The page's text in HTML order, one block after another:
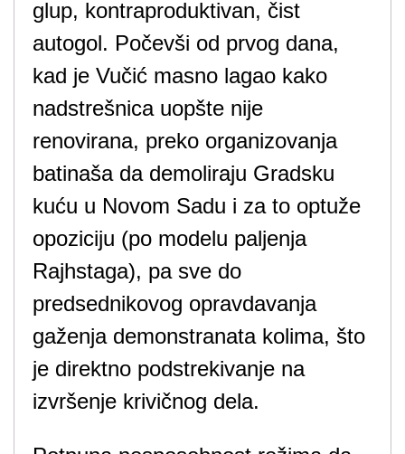
glup, kontraproduktivan, čist
autogol. Počevši od prvog dana,
kad je Vučić masno lagao kako
nadstrešnica uopšte nije
renovirana, preko organizovanja
batinaša da demoliraju Gradsku
kuću u Novom Sadu i za to optuže
opoziciju (po modelu paljenja
Rajhstaga), pa sve do
predsednikovog opravdavanja
gaženja demonstranata kolima, što
je direktno podstrekivanje na
izvršenje krivičnog dela.